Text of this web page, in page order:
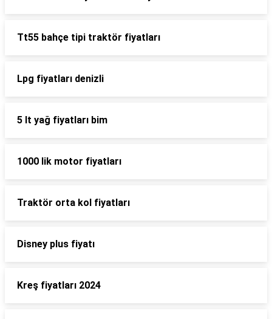
Tt55 bahçe tipi traktör fiyatları
Lpg fiyatları denizli
5 lt yağ fiyatları bim
1000 lik motor fiyatları
Traktör orta kol fiyatları
Disney plus fiyatı
Kreş fiyatları 2024